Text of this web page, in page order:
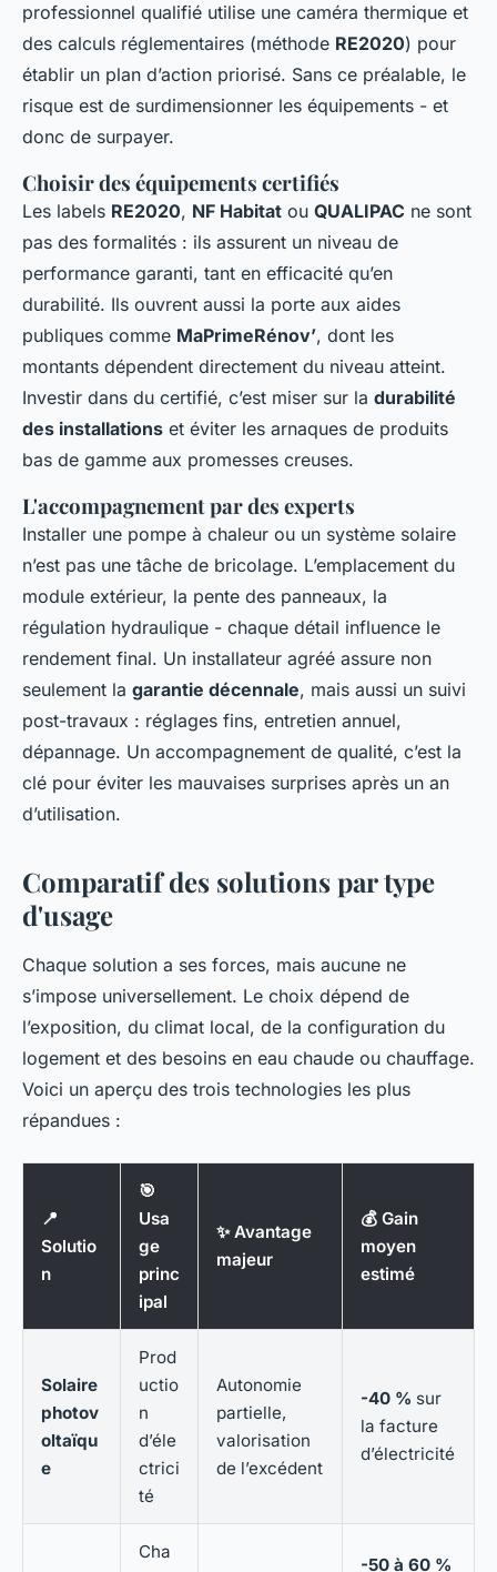
professionnel qualifié utilise une caméra thermique et
des calculs réglementaires (méthode RE2020) pour
établir un plan d’action priorisé. Sans ce préalable, le
risque est de surdimensionner les équipements - et
donc de surpayer.
Choisir des équipements certifiés
Les labels RE2020, NF Habitat ou QUALIPAC ne sont
pas des formalités : ils assurent un niveau de
performance garanti, tant en efficacité qu’en
durabilité. Ils ouvrent aussi la porte aux aides
publiques comme MaPrimeRénov’, dont les
montants dépendent directement du niveau atteint.
Investir dans du certifié, c’est miser sur la durabilité
des installations et éviter les arnaques de produits
bas de gamme aux promesses creuses.
L'accompagnement par des experts
Installer une pompe à chaleur ou un système solaire
n’est pas une tâche de bricolage. L’emplacement du
module extérieur, la pente des panneaux, la
régulation hydraulique - chaque détail influence le
rendement final. Un installateur agréé assure non
seulement la garantie décennale, mais aussi un suivi
post-travaux : réglages fins, entretien annuel,
dépannage. Un accompagnement de qualité, c’est la
clé pour éviter les mauvaises surprises après un an
d’utilisation.
Comparatif des solutions par type
d'usage
Chaque solution a ses forces, mais aucune ne
s’impose universellement. Le choix dépend de
l’exposition, du climat local, de la configuration du
logement et des besoins en eau chaude ou chauffage.
Voici un aperçu des trois technologies les plus
répandues :
📍
Solutio
n
🎯
Usa
ge
princ
ipal
✨ Avantage
majeur
💰 Gain
moyen
estimé
Solaire
photov
oltaïqu
e
Prod
uctio
n
d’éle
ctrici
té
Autonomie
partielle,
valorisation
de l’excédent
-40 % sur
la facture
d’électricité
Cha
-50 à 60 %